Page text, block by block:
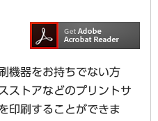
機器をお持ちでない方
ストアなどのプリントサ
印刷することができま